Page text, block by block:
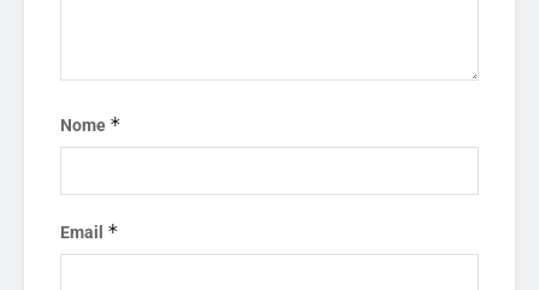
Nome *
Email *